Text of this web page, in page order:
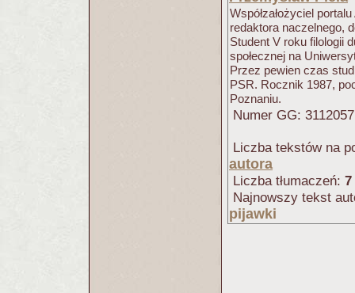
Współzałożyciel
redaktora naczelnego,
Student V roku filologii
społecznej na
Przez pewien czas
PSR. Rocznik 1987,
Poznaniu.
Numer GG:
Liczba tekstów na
autora
Liczba tłumaczeń: 7
Najnowszy tekst
pijawki